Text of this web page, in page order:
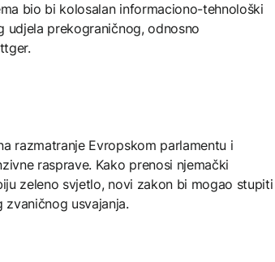
bio bi kolosalan informaciono-tehnološki
udjela prekograničnog, odnosno
razmatranje Evropskom parlamentu i
rasprave. Kako prenosi njemački
zeleno svjetlo, novi zakon bi mogao stupiti
zvaničnog usvajanja.